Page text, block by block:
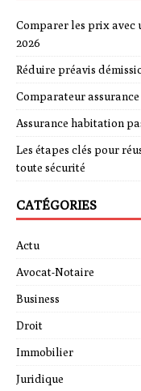
Comparer les prix avec
2026
Réduire préavis
Comparateur
Assurance habitation
Les étapes clés pour
toute sécurité
CATÉGORIES
Actu
Avocat-Notaire
Business
Droit
Immobilier
Juridique